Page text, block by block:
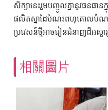
សិក្សានេះរួមបញ្ចូលគ្នានូវធនធាន
ផលិតស្នាដៃបំណះពហុគោលបំណង
ប្រវេសន៍ថ្មីអាចរៀនជំនាញដ៏អស្ចា
相關圖片